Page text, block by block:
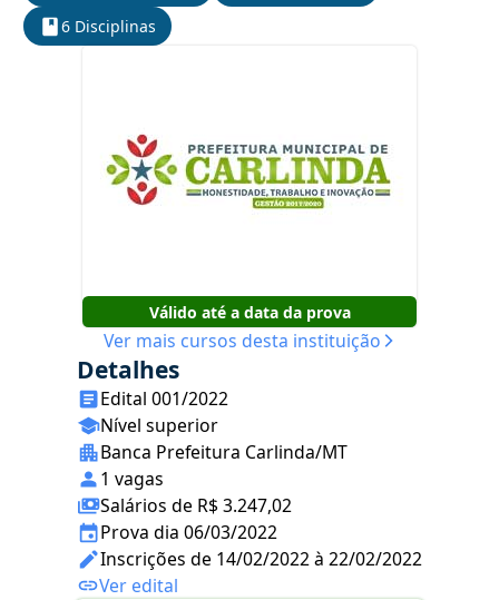
6 Disciplinas
Válido até a data da prova
Ver mais cursos desta instituição
Detalhes
Edital 001/2022
Nível superior
Banca Prefeitura Carlinda/MT
1 vagas
Salários de R$ 3.247,02
Prova dia 06/03/2022
Inscrições de 14/02/2022 à 22/02/2022
Ver edital